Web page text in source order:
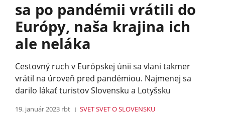
sa po pandémii vrátili do
Európy, naša krajina ich
ale neláka
Cestovný ruch v Európskej únii sa vlani takmer
vrátil na úroveň pred pandémiou. Najmenej sa
darilo lákať turistov Slovensku a Lotyšsku
19. január 2023 rbt SVETSVET O SLOVENSKU